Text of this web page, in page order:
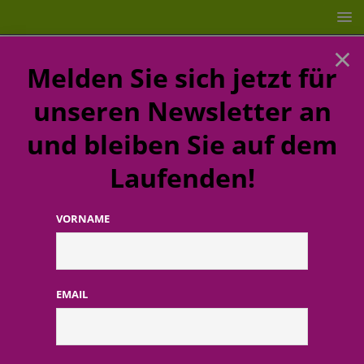
AWO
×
Melden Sie sich jetzt für
unseren Newsletter an
und bleiben Sie auf dem
Laufenden!
VORNAME
EMAIL